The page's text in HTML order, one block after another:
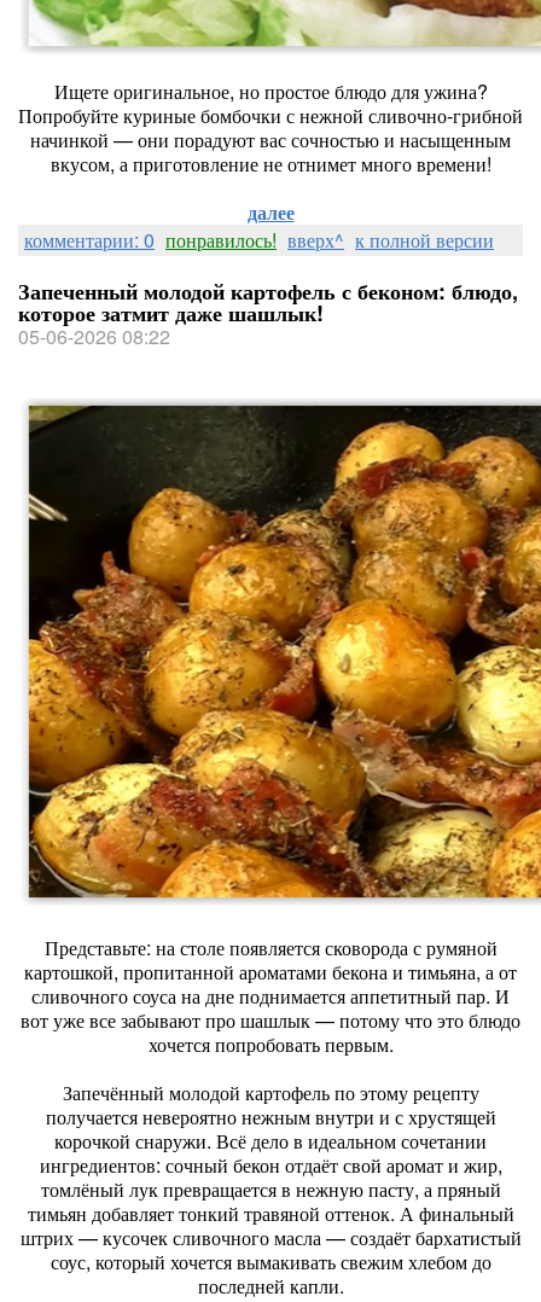
Ищете оригинальное, но простое блюдо для ужина?
Попробуйте куриные бомбочки с нежной сливочно‑грибной
начинкой — они порадуют вас сочностью и насыщенным
вкусом, а приготовление не отнимет много времени!
далее
комментарии: 0 понравилось! вверх^ к полной версии
Запеченный молодой картофель с беконом: блюдо,
которое затмит даже шашлык!
05-06-2026 08:22
Представьте: на столе появляется сковорода с румяной
картошкой, пропитанной ароматами бекона и тимьяна, а от
сливочного соуса на дне поднимается аппетитный пар. И
вот уже все забывают про шашлык — потому что это блюдо
хочется попробовать первым.
Запечённый молодой картофель по этому рецепту
получается невероятно нежным внутри и с хрустящей
корочкой снаружи. Всё дело в идеальном сочетании
ингредиентов: сочный бекон отдаёт свой аромат и жир,
томлёный лук превращается в нежную пасту, а пряный
тимьян добавляет тонкий травяной оттенок. А финальный
штрих — кусочек сливочного масла — создаёт бархатистый
соус, который хочется вымакивать свежим хлебом до
последней капли.